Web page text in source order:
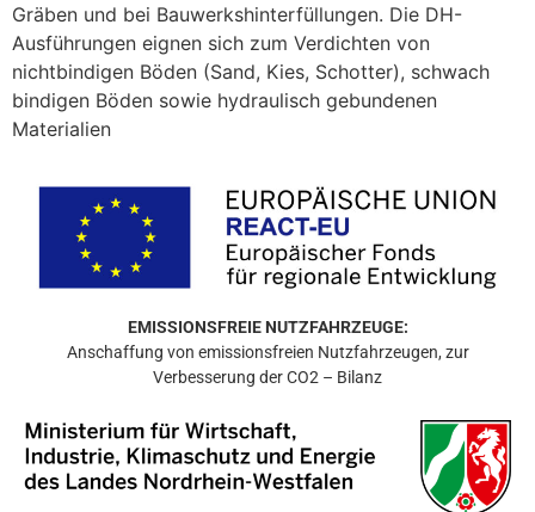
Gräben und bei Bauwerkshinterfüllungen. Die DH-
Ausführungen eignen sich zum Verdichten von
nichtbindigen Böden (Sand, Kies, Schotter), schwach
bindigen Böden sowie hydraulisch gebundenen
Materialien
EMISSIONSFREIE NUTZFAHRZEUGE:
Anschaffung von emissionsfreien Nutzfahrzeugen, zur
Verbesserung der CO2 – Bilanz